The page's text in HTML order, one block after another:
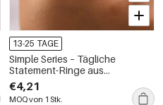
13-25 TAGE
Simple Series – Tägliche
Statement-Ringe aus
wasserfestem Edelstahl mit
Tiermotiven in Goldfarbe
€4,21
MOQ von 1 Stk.